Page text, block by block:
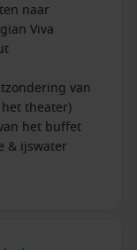
naar
Viva
van
theater)
het buffet
& ijswater